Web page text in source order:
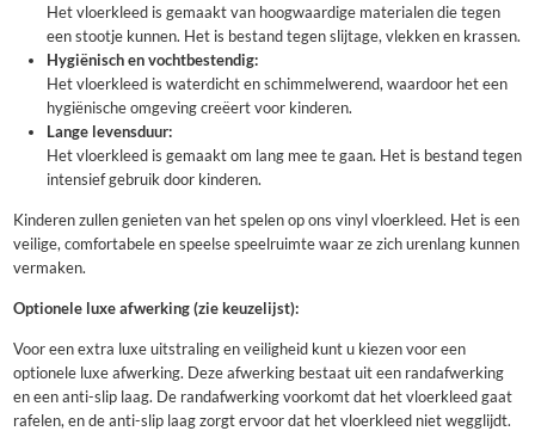
Het vloerkleed is gemaakt van hoogwaardige materialen die tegen
een stootje kunnen. Het is bestand tegen slijtage, vlekken en krassen.
Hygiënisch en vochtbestendig:
Het vloerkleed is waterdicht en schimmelwerend, waardoor het een
hygiënische omgeving creëert voor kinderen.
Lange levensduur:
Het vloerkleed is gemaakt om lang mee te gaan. Het is bestand tegen
intensief gebruik door kinderen.
Kinderen zullen genieten van het spelen op ons vinyl vloerkleed. Het is een
veilige, comfortabele en speelse speelruimte waar ze zich urenlang kunnen
vermaken.
Optionele luxe afwerking (zie keuzelijst):
Voor een extra luxe uitstraling en veiligheid kunt u kiezen voor een
optionele luxe afwerking. Deze afwerking bestaat uit een randafwerking
en een anti-slip laag. De randafwerking voorkomt dat het vloerkleed gaat
rafelen, en de anti-slip laag zorgt ervoor dat het vloerkleed niet wegglijdt.